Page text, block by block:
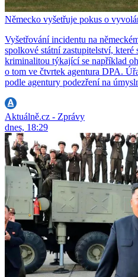
Německo vyšetřuje pokus o
Vyšetřování incidentu na
spolkové státní zastupitelství, které
kriminalitou týkající se například
o tom ve čtvrtek agentura DPA.
podle agentury podezření na
Aktuálně.cz - Zprávy
dnes, 18:29